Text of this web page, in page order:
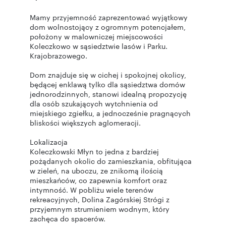
Mamy przyjemność zaprezentować wyjątkowy
dom wolnostojący z ogromnym potencjałem,
położony w malowniczej miejscowości
Koleczkowo w sąsiedztwie lasów i Parku.
Krajobrazowego.
Dom znajduje się w cichej i spokojnej okolicy,
będącej enklawą tylko dla sąsiedztwa domów
jednorodzinnych, stanowi idealną propozycję
dla osób szukających wytchnienia od
miejskiego zgiełku, a jednocześnie pragnących
bliskości większych aglomeracji.
Lokalizacja
Koleczkowski Młyn to jedna z bardziej
pożądanych okolic do zamieszkania, obfitująca
w zieleń, na uboczu, ze znikomą ilością
mieszkańców, co zapewnia komfort oraz
intymność. W pobliżu wiele terenów
rekreacyjnych, Dolina Zagórskiej Strógi z
przyjemnym strumieniem wodnym, który
zachęca do spacerów.